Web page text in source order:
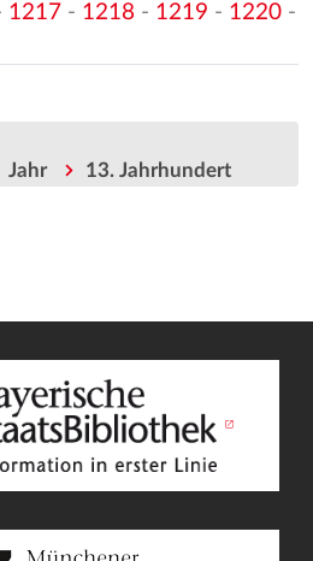
1217 - 1218 - 1219 - 1220 -
Jahr 13. Jahrhundert